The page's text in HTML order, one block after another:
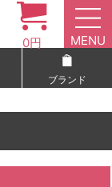
0円 MENU
ブランド